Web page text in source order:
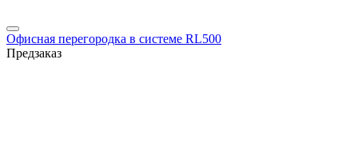
Офисная перегородка в системе RL500
Предзаказ